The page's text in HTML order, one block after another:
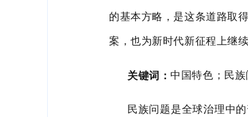
的基本方略，是这条道路取
案，也为新时代新征程上继
关键词： 中国特色；民
民族问题是全球治理中